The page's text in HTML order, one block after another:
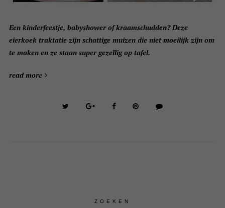
Een kinderfeestje, babyshower of kraamschudden? Deze
eierkoek traktatie zijn schattige muizen die niet moeilijk zijn om
te maken en ze staan super gezellig op tafel.
read more
ZOEKEN